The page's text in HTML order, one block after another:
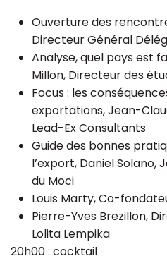
Ouverture des
Directeur Général
Analyse, quel pays est
Millon, Directeur des
Focus : les
exportations, Jean-
Lead-Ex Consultants
Guide des bonnes
l’export, Daniel
du Moci
Louis Marty, Co-
Pierre-Yves Brezillon,
Lolita Lempika
20h00 : cocktail